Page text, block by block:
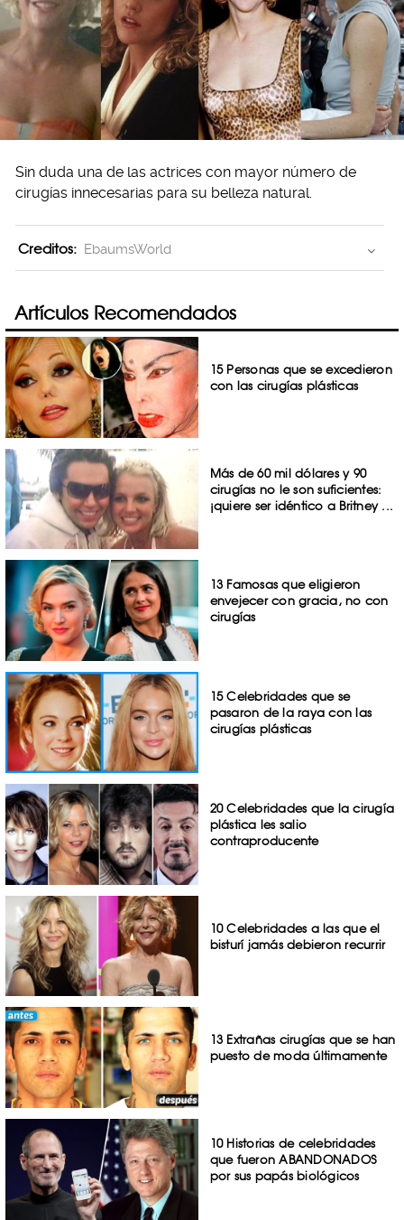
Sin duda una de las actrices con mayor número de
cirugías innecesarias para su belleza natural.
Creditos: EbaumsWorld
Artículos Recomendados
15 Personas que se excedieron
con las cirugías plásticas
Más de 60 mil dólares y 90
cirugías no le son suficientes:
¡quiere ser idéntico a Britney ...
13 Famosas que eligieron
envejecer con gracia, no con
cirugías
15 Celebridades que se
pasaron de la raya con las
cirugías plásticas
20 Celebridades que la cirugía
plástica les salio
contraproducente
10 Celebridades a las que el
bisturí jamás debieron recurrir
13 Extrañas cirugías que se han
puesto de moda últimamente
10 Historias de celebridades
que fueron ABANDONADOS
por sus papás biológicos